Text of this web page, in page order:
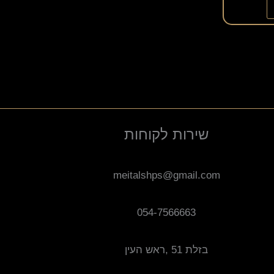
שירות לקוחות
meitalshps@gmail.com
054-7566663
בזלת 51 ,ראש העין